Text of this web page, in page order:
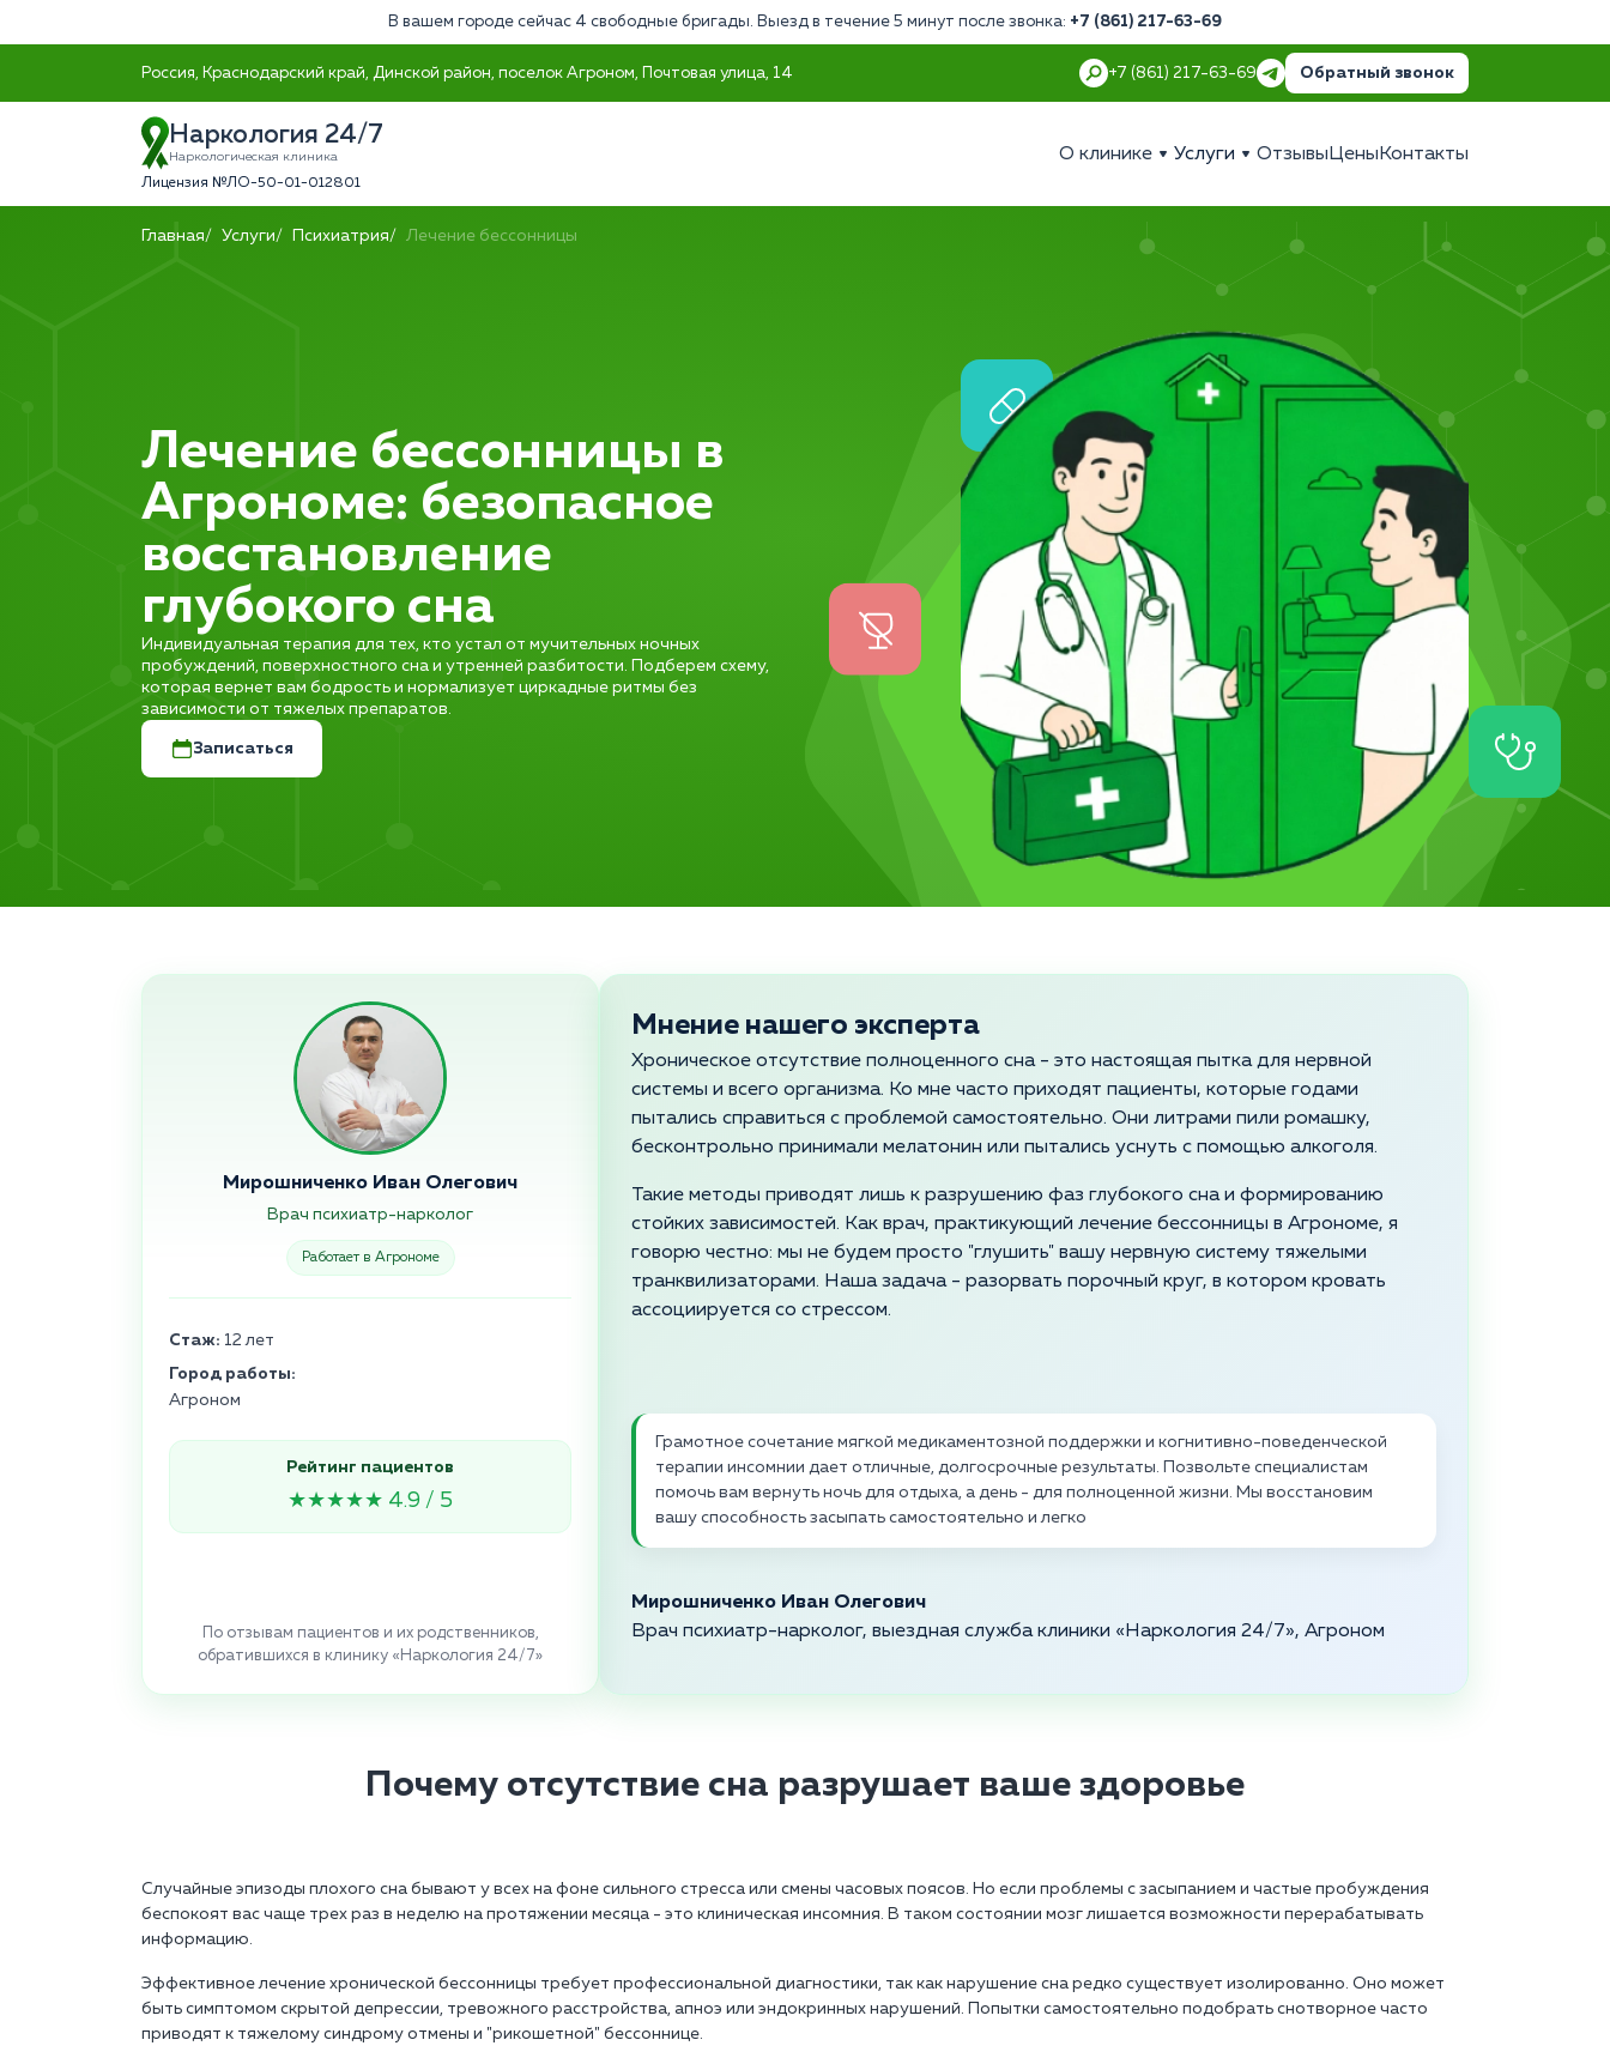
В вашем городе сейчас 4 свободные бригады. Выезд в течение 5 минут после звонка: +7 (861) 217-63-69
Россия, Краснодарский край, Динской район, поселок Агроном, Почтовая улица, 14 +7 (861) 217-63-69 Обратный звонок
Наркология 24/7
Наркологическая клиника
Лицензия №ЛО-50-01-012801
О клинике Услуги Отзывы Цены Контакты
Главная Услуги Психиатрия Лечение бессонницы
Лечение бессонницы в
Агрономе: безопасное
восстановление
глубокого сна
Индивидуальная терапия для тех, кто устал от мучительных ночных
пробуждений, поверхностного сна и утренней разбитости. Подберем схему,
которая вернет вам бодрость и нормализует циркадные ритмы без
зависимости от тяжелых препаратов.
Записаться
Мирошниченко Иван Олегович
Врач психиатр-нарколог
Работает в Агрономе
Стаж: 12 лет
Город работы:
Агроном
Рейтинг пациентов
★★★★★ 4.9 / 5
По отзывам пациентов и их родственников,
обратившихся в клинику «Наркология 24/7»
Мнение нашего эксперта
Хроническое отсутствие полноценного сна - это настоящая пытка для нервной
системы и всего организма. Ко мне часто приходят пациенты, которые годами
пытались справиться с проблемой самостоятельно. Они литрами пили ромашку,
бесконтрольно принимали мелатонин или пытались уснуть с помощью алкоголя.
Такие методы приводят лишь к разрушению фаз глубокого сна и формированию
стойких зависимостей. Как врач, практикующий лечение бессонницы в Агрономе, я
говорю честно: мы не будем просто "глушить" вашу нервную систему тяжелыми
транквилизаторами. Наша задача - разорвать порочный круг, в котором кровать
ассоциируется со стрессом.
Грамотное сочетание мягкой медикаментозной поддержки и когнитивно-поведенческой
терапии инсомнии дает отличные, долгосрочные результаты. Позвольте специалистам
помочь вам вернуть ночь для отдыха, а день - для полноценной жизни. Мы восстановим
вашу способность засыпать самостоятельно и легко
Мирошниченко Иван Олегович
Врач психиатр-нарколог, выездная служба клиники «Наркология 24/7», Агроном
Почему отсутствие сна разрушает ваше здоровье
Случайные эпизоды плохого сна бывают у всех на фоне сильного стресса или смены часовых поясов. Но если проблемы с засыпанием и частые пробуждения
беспокоят вас чаще трех раз в неделю на протяжении месяца - это клиническая инсомния. В таком состоянии мозг лишается возможности перерабатывать
информацию.
Эффективное лечение хронической бессонницы требует профессиональной диагностики, так как нарушение сна редко существует изолированно. Оно может
быть симптомом скрытой депрессии, тревожного расстройства, апноэ или эндокринных нарушений. Попытки самостоятельно подобрать снотворное часто
приводят к тяжелому синдрому отмены и "рикошетной" бессоннице.